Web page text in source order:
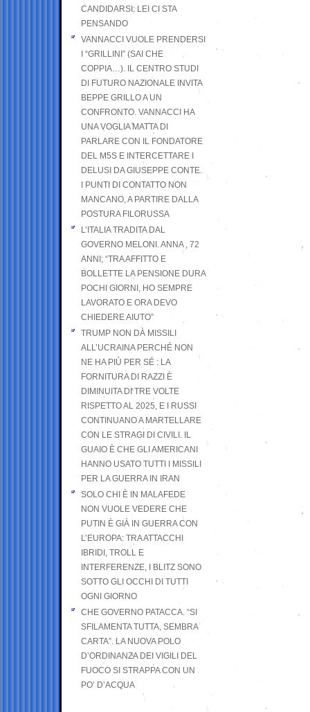
CANDIDARSI: LEI CI STA
PENSANDO
VANNACCI VUOLE PRENDERSI
I “GRILLINI” (SAI CHE
COPPIA…). IL CENTRO STUDI
DI FUTURO NAZIONALE INVITA
BEPPE GRILLO A UN
CONFRONTO. VANNACCI HA
UNA VOGLIA MATTA DI
PARLARE CON IL FONDATORE
DEL M5S E INTERCETTARE I
DELUSI DA GIUSEPPE CONTE.
I PUNTI DI CONTATTO NON
MANCANO, A PARTIRE DALLA
POSTURA FILORUSSA
L’ITALIA TRADITA DAL
GOVERNO MELONI. ANNA , 72
ANNI; “TRA AFFITTO E
BOLLETTE LA PENSIONE DURA
POCHI GIORNI, HO SEMPRE
LAVORATO E ORA DEVO
CHIEDERE AIUTO”
TRUMP NON DÀ MISSILI
ALL’UCRAINA PERCHÉ NON
NE HA PIÙ PER SÉ : LA
FORNITURA DI RAZZI È
DIMINUITA DI TRE VOLTE
RISPETTO AL 2025, E I RUSSI
CONTINUANO A MARTELLARE
CON LE STRAGI DI CIVILI. IL
GUAIO È CHE GLI AMERICANI
HANNO USATO TUTTI I MISSILI
PER LA GUERRA IN IRAN
SOLO CHI È IN MALAFEDE
NON VUOLE VEDERE CHE
PUTIN È GIÀ IN GUERRA CON
L’EUROPA: TRA ATTACCHI
IBRIDI, TROLL E
INTERFERENZE, I BLITZ SONO
SOTTO GLI OCCHI DI TUTTI
OGNI GIORNO
CHE GOVERNO PATACCA. “SI
SFILAMENTA TUTTA, SEMBRA
CARTA”. LA NUOVA POLO
D’ORDINANZA DEI VIGILI DEL
FUOCO SI STRAPPA CON UN
PO’ D’ACQUA